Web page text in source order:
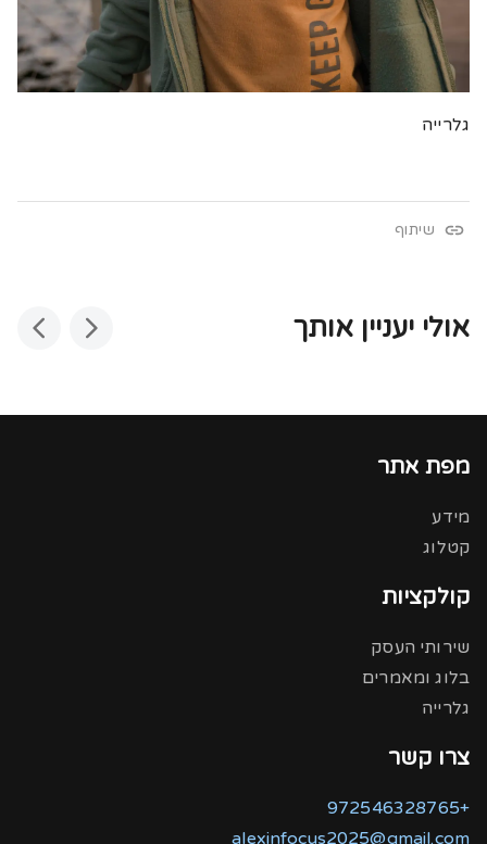
גלרייה
שיתוף
אולי יעניין אותך
מפת אתר
מידע
קטלוג
קולקציות
שירותי העסק
בלוג ומאמרים
גלרייה
צרו קשר
+972546328765
alexinfocus2025@gmail.com